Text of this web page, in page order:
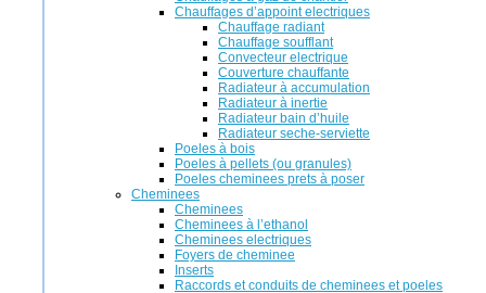
Chauffages d’appoint electriques
Chauffage radiant
Chauffage soufflant
Convecteur electrique
Couverture chauffante
Radiateur à accumulation
Radiateur à inertie
Radiateur bain d’huile
Radiateur seche-serviette
Poeles à bois
Poeles à pellets (ou granules)
Poeles cheminees prets à poser
Cheminees
Cheminees
Cheminees à l’ethanol
Cheminees electriques
Foyers de cheminee
Inserts
Raccords et conduits de cheminees et poeles